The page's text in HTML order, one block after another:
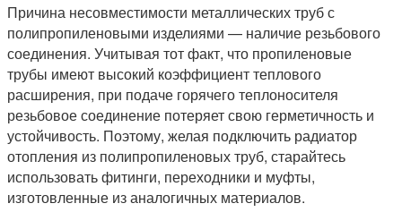
Причина несовместимости металлических труб с
полипропиленовыми изделиями — наличие резьбового
соединения. Учитывая тот факт, что пропиленовые
трубы имеют высокий коэффициент теплового
расширения, при подаче горячего теплоносителя
резьбовое соединение потеряет свою герметичность и
устойчивость. Поэтому, желая подключить радиатор
отопления из полипропиленовых труб, старайтесь
использовать фитинги, переходники и муфты,
изготовленные из аналогичных материалов.